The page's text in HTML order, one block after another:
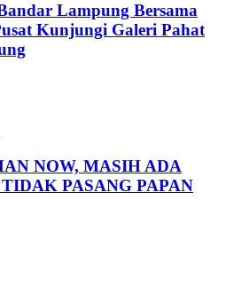
Lampung Bersama
Kunjungi Galeri Pahat
NOW, MASIH ADA
PASANG PAPAN